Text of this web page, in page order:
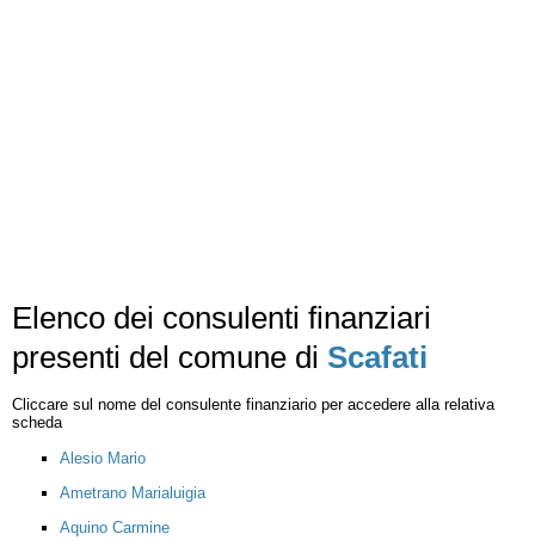
Elenco dei consulenti finanziari
presenti del comune di Scafati
Cliccare sul nome del consulente finanziario per accedere alla relativa
scheda
Alesio Mario
Ametrano Marialuigia
Aquino Carmine